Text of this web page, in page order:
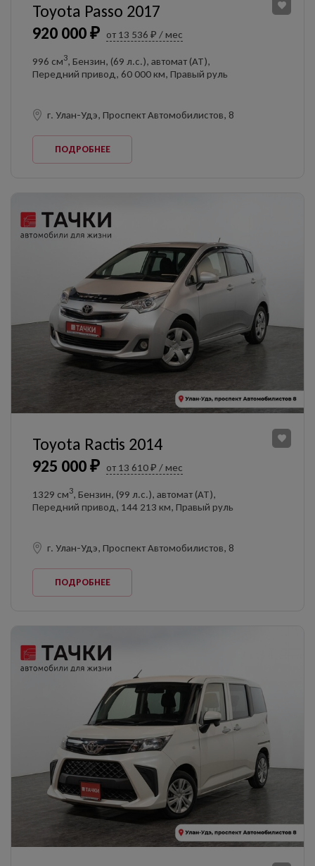
920 000 ₽ от 13 536 ₽ / мес
Toyota Passo 2017
996 см3, Бензин, (69 л.с.), автомат (AT),
Передний привод, 60 000 км, Правый руль
г. Улан-Удэ, Проспект Автомобилистов, 8
ПОДРОБНЕЕ
925 000 ₽ от 13 610 ₽ / мес
Toyota Ractis 2014
1329 см3, Бензин, (99 л.с.), автомат (AT),
Передний привод, 144 213 км, Правый руль
г. Улан-Удэ, Проспект Автомобилистов, 8
ПОДРОБНЕЕ